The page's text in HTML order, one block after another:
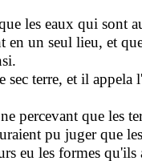
les eaux qui sont
en un seul lieu, et
sec terre, et il appela
percevant que les
pu juger que
eu les formes qu'ils